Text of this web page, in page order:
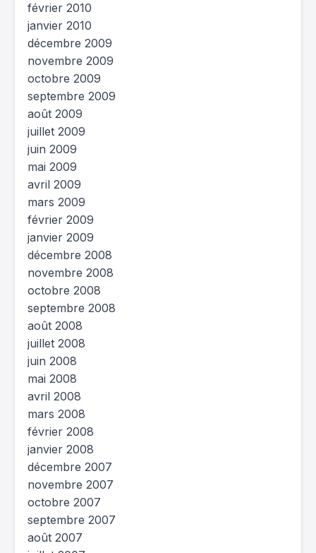
février 2010
janvier 2010
décembre 2009
novembre 2009
octobre 2009
septembre 2009
août 2009
juillet 2009
juin 2009
mai 2009
avril 2009
mars 2009
février 2009
janvier 2009
décembre 2008
novembre 2008
octobre 2008
septembre 2008
août 2008
juillet 2008
juin 2008
mai 2008
avril 2008
mars 2008
février 2008
janvier 2008
décembre 2007
novembre 2007
octobre 2007
septembre 2007
août 2007